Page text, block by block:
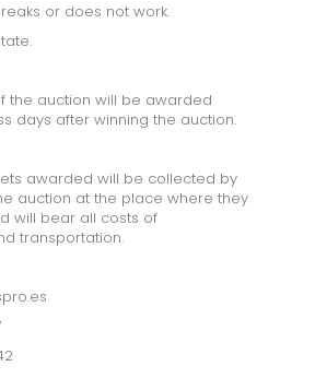
or does not work.
the auction will be awarded
days after winning the auction.
awarded will be collected by
auction at the place where they
will bear all costs of
transportation.